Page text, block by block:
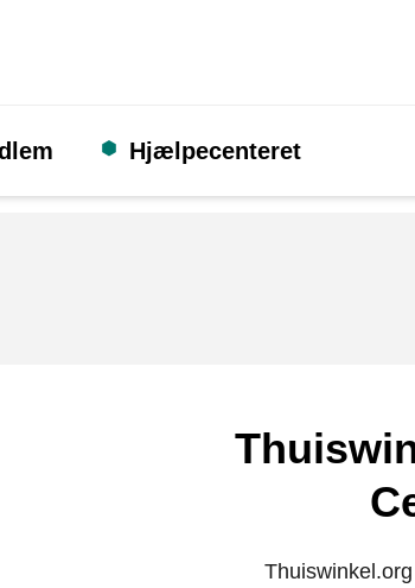
Hjælpecenteret